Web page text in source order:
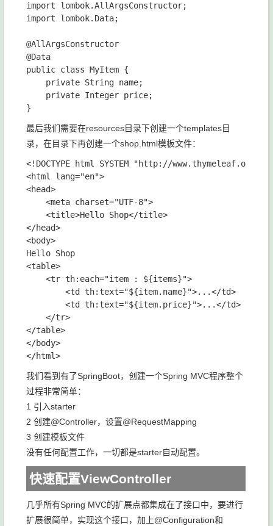
import lombok.AllArgsConstructor;
import lombok.Data;
@AllArgsConstructor
@Data
public class MyItem {
    private String name;
    private Integer price;
最后我们需要在resources目录下创建一个templates目
录，在目录下再创建一个shop.html模板文件：
<!DOCTYPE html SYSTEM "http://
<html lang="en">
<head>
    <meta charset="UTF-8">
    <title>Hello Shop</title>
</head>
<body>
Hello Shop
<table>
    <tr th:each="item : ${items}">
        <td th:text="${item.name}">...</td>
        <td th:text="${item.price}">...</td>
    </tr>
</table>
</body>
我们看到有了SpringBoot，创建一个Spring MVC程序整个
过程非常简单：
1 引入starter
2 创建@Controller，设置@RequestMapping
3 创建模板文件
没有任何配置工作，一切都是starter自动配置。
快速配置ViewController
几乎所有Spring MVC的扩展点都集成在了接口中，要进行
扩展很简单，实现这个接口，加上@Configuration和